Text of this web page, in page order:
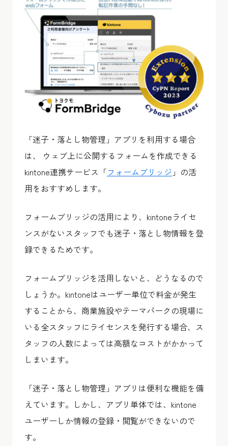
「迷子・落とし物管理」アプリを利用する場合
は、 ウェブ上に公開するフォームを作成できる
kintone連携サービス「フォームブリッジ 」の活
用をおすすめします。
フォームブリッジの活用により、 kintoneライセ
ンスがないスタッフでも迷子・落とし物情報を登
録できるためです。
フォームブリッジを活用しないと、どうなるので
しょうか。kintoneはユーザー単位で料金が発生
することから、商業施設やテーマパークの現場に
いる全スタッフにライセンスを発行する場合、ス
タッフの人数によっては高額なコストがかかって
しまいます。
「迷子・落とし物管理」アプリは便利な機能を備
えています。しかし、アプリ単体では、kintone
ユーザーしか情報の登録・閲覧ができないので
す。